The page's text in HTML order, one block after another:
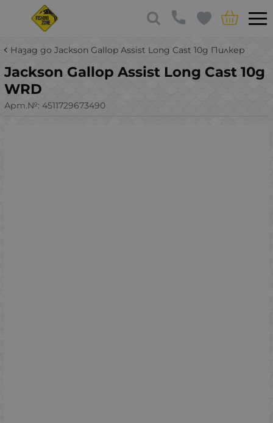
Назад до Jackson Gallop Assist Long Cast 10g Пилкер
Jackson Gallop Assist Long Cast 10g
WRD
Арт.№: 4511729673490